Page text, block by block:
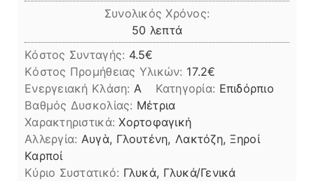
Συνολικός Χρόνος:
50 λεπτά
λεπτά
Κόστος Συνταγής: 4.5€
Kόστος Προμήθειας Υλικών: 17.2
Ενεργειακή Κλάση: A Κατηγορία: Επιδόρπιο
Βαθμός Δυσκολίας: Μέτρια
Χαρακτηριστικά:Χορτοφαγική
Αλλεργία: Αυγὰ, Γλουτένη, Λακτόζη, Ξηροί
Καρποί
Kύριο Συστατικό: Γλυκά, Γλυκά/Γενικά